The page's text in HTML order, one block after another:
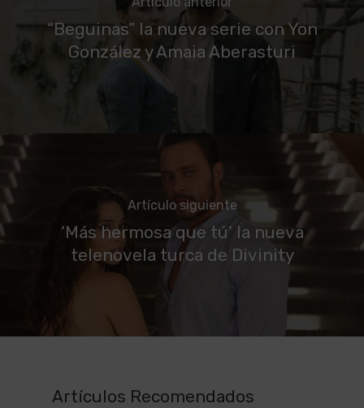
“Beguinas” la nueva serie con Yon
González y Amaia Aberasturi
Artículo siguiente
‘Más hermosa que tú’ la nueva
telenovela turca de Divinity
Artículos Recomendados